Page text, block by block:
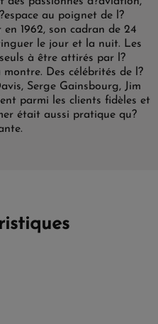
au poignet de l?
1962, son cadran de 24
le jour et la nuit. Les
à être attirés par l?
Des célébrités de l?
Serge Gainsbourg, Jim
parmi les clients fidèles et
était aussi pratique qu?